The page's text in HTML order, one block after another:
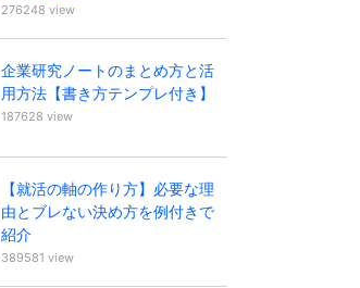
276248 view
企業研究ノートのまとめ方と活
用方法【書き方テンプレ付き】
187628 view
【就活の軸の作り方】必要な理
由とブレない決め方を例付きで
紹介
389581 view